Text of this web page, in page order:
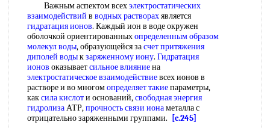
Важным аспектом всехэлектростатических
взаимодействий в водных растворахявляется
гидратация ионов. Каждый ион в воде окружен
оболочкой ориентированныхопределенным образом
молекул воды, образующейся засчет притяжения
диполей водыкзаряженному иону. Гидратация
ионов оказываетсильное влияниена
электростатическое взаимодействиевсех ионов в
растворе и во многомопределяет такиепараметры,
каксила кислоти оснований,свободная энергия
гидролизаАТР,прочность связи ионаметалла с
отрицательно заряженными группами.
[c.245]